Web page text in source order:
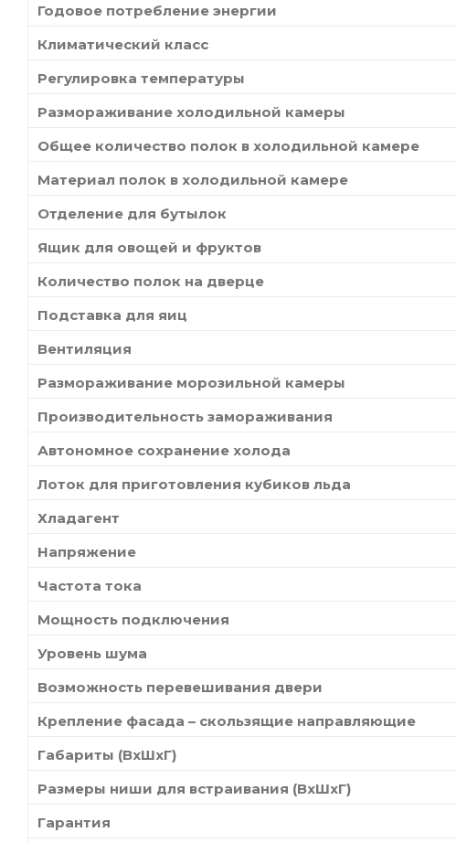
Годовое потребление энергии
Климатический класс
Регулировка температуры
Размораживание холодильной камеры
Общее количество полок в холодильной камере
Материал полок в холодильной камере
Отделение для бутылок
Ящик для овощей и фруктов
Количество полок на дверце
Подставка для яиц
Вентиляция
Размораживание морозильной камеры
Производительность замораживания
Автономное сохранение холода
Лоток для приготовления кубиков льда
Хладагент
Напряжение
Частота тока
Мощность подключения
Уровень шума
Возможность перевешивания двери
Крепление фасада – скользящие направляющие
Габариты (ВхШхГ)
Размеры ниши для встраивания (ВхШхГ)
Гарантия